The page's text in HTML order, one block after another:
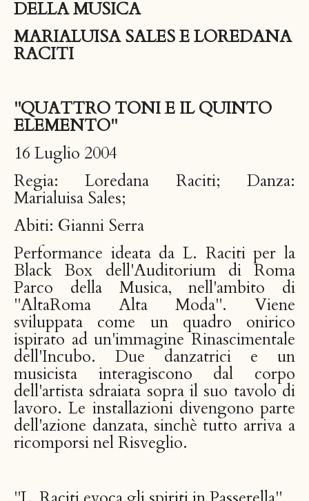
DELLA MUSICA
MARIALUISA SALES E LOREDANA
RACITI
"QUATTRO TONI E IL QUINTO
ELEMENTO"
16 Luglio 2004
Regia: Loredana Raciti; Danza:
Marialuisa Sales;
Abiti: Gianni Serra
Performance ideata da L. Raciti per la
Black Box dell'Auditorium di Roma
Parco della Musica, nell'ambito di
"AltaRoma Alta Moda". Viene
sviluppata come un quadro onirico
ispirato ad un'immagine Rinascimentale
dell'Incubo. Due danzatrici e un
musicista interagiscono dal corpo
dell'artista sdraiata sopra il suo tavolo di
lavoro. Le installazioni divengono parte
dell'azione danzata, sinchè tutto arriva a
ricomporsi nel Risveglio.